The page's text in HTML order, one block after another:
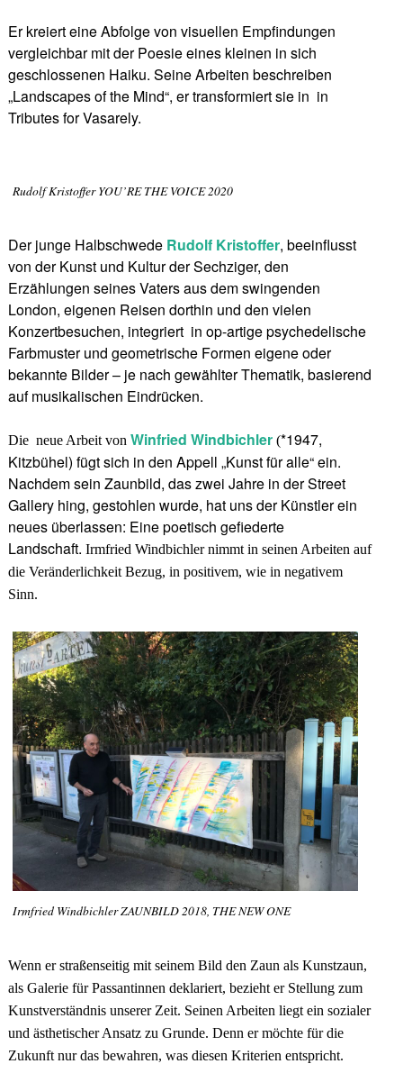
Er kreiert eine Abfolge von visuellen Empfindungen
vergleichbar mit der Poesie eines kleinen in sich
geschlossenen Haiku. Seine Arbeiten beschreiben
„Landscapes of the Mind“, er transformiert sie in in
Tributes for Vasarely.
Rudolf Kristoffer YOU’RE THE VOICE 2020
Der junge Halbschwede Rudolf Kristoffer, beeinflusst
von der Kunst und Kultur der Sechziger, den
Erzählungen seines Vaters aus dem swingenden
London, eigenen Reisen dorthin und den vielen
Konzertbesuchen, integriert in op-artige psychedelische
Farbmuster und geometrische Formen eigene oder
bekannte Bilder – je nach gewählter Thematik, basierend
auf musikalischen Eindrücken.
Die neue Arbeit von Winfried Windbichler (*1947,
Kitzbühel) fügt sich in den Appell „Kunst für alle“ ein.
Nachdem sein Zaunbild, das zwei Jahre in der Street
Gallery hing, gestohlen wurde, hat uns der Künstler ein
neues überlassen: Eine poetisch gefiederte
Landschaft. Irmfried Windbichler nimmt in seinen Arbeiten auf
die Veränderlichkeit Bezug, in positivem, wie in negativem
Sinn.
Irmfried Windbichler ZAUNBILD 2018, THE NEW ONE
Wenn er straßenseitig mit seinem Bild den Zaun als Kunstzaun,
als Galerie für Passantinnen deklariert, bezieht er Stellung zum
Kunstverständnis unserer Zeit. Seinen Arbeiten liegt ein sozialer
und ästhetischer Ansatz zu Grunde. Denn er möchte für die
Zukunft nur das bewahren, was diesen Kriterien entspricht.